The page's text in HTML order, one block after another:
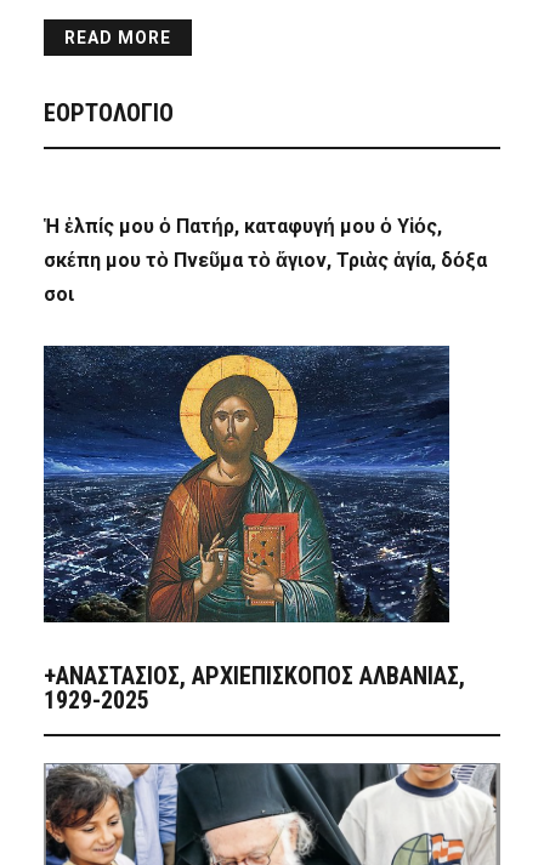
READ MORE
ΕΟΡΤΟΛΟΓΙΟ
Ἡ ἐλπίς μου ὁ Πατήρ, καταφυγή μου ὁ Υἱός,
σκέπη μου τὸ Πνεῦμα τὸ ἅγιον, Τριὰς ἁγία, δόξα
σοι
+ΑΝΑΣΤΆΣΙΟΣ, ΑΡΧΙΕΠΊΣΚΟΠΟΣ ΑΛΒΑΝΊΑΣ,
1929-2025